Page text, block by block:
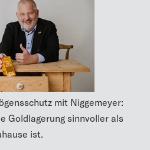
mit Niggemeyer:
Goldlagerung sinnvoller als
ist.